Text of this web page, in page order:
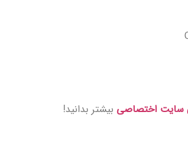
سایت اختصاصیبیشتر بدانید!